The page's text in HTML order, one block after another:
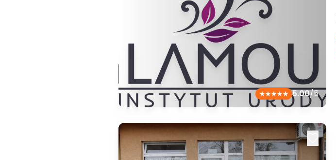
5.00/5